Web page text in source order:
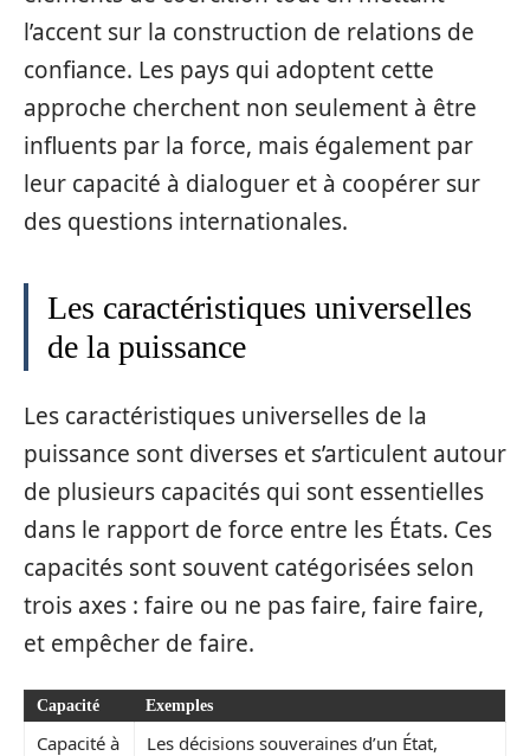
l’accent sur la construction de relations de
confiance. Les pays qui adoptent cette
approche cherchent non seulement à être
influents par la force, mais également par
leur capacité à dialoguer et à coopérer sur
des questions internationales.
Les caractéristiques universelles
de la puissance
Les caractéristiques universelles de la
puissance sont diverses et s’articulent autour
de plusieurs capacités qui sont essentielles
dans le rapport de force entre les États. Ces
capacités sont souvent catégorisées selon
trois axes : faire ou ne pas faire, faire faire,
et empêcher de faire.
Capacité Exemples
Capacité à
Les décisions souveraines d’un État,